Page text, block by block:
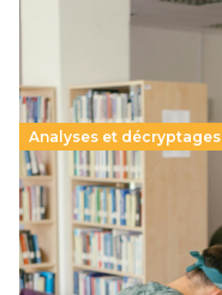
Analyses et décryptages
Supérieur privé :
promesse
11 juillet 2026-
Le projet de loi sur la